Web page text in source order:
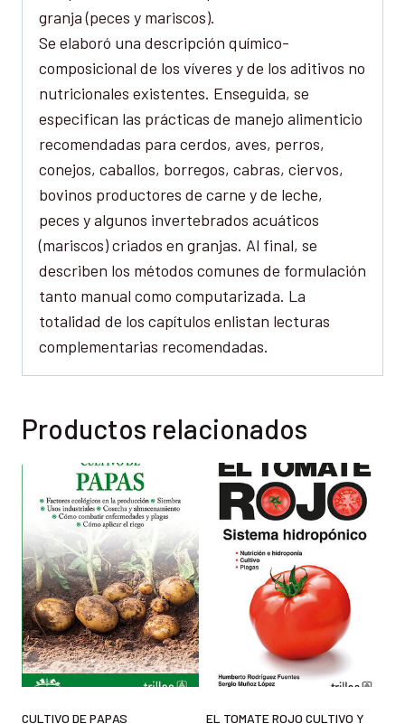
granja (peces y mariscos).
Se elaboró una descripción químico-
composicional de los víveres y de los aditivos no
nutricionales existentes. Enseguida, se
especifican las prácticas de manejo alimenticio
recomendadas para cerdos, aves, perros,
conejos, caballos, borregos, cabras, ciervos,
bovinos productores de carne y de leche,
peces y algunos invertebrados acuáticos
(mariscos) criados en granjas. Al final, se
describen los métodos comunes de formulación
tanto manual como computarizada. La
totalidad de los capítulos enlistan lecturas
complementarias recomendadas.
Productos relacionados
CULTIVO DE PAPAS
EL TOMATE ROJO CULTIVO Y